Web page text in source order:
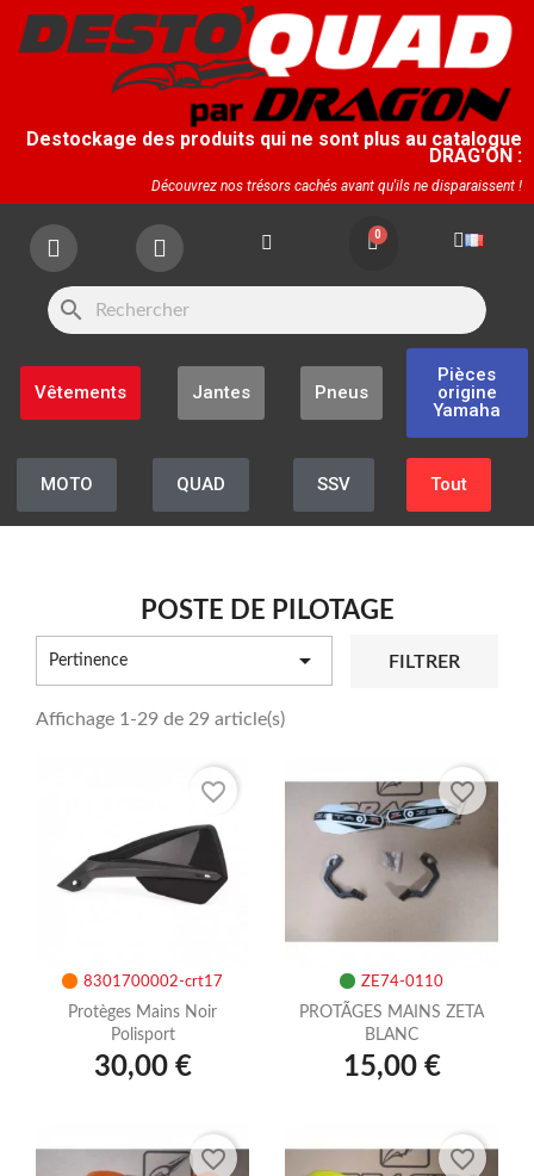
Destockage des produits qui ne sont plus au catalogue
DRAG'ON :
Découvrez nos trésors cachés avant qu'ils ne disparaissent !
search
Pièces
origine
Yamaha
Pneus
Jantes
Vêtements
Tout
SSV
QUAD
MOTO
POSTE DE PILOTAGE
Pertinence  FILTRER
Affichage 1-29 de 29 article(s)
8301700002-crt17
Protèges Mains Noir
Polisport
30,00 €
favorite_border
ZE74-0110
PROTÃGES MAINS ZETA
BLANC
15,00 €
favorite_border
favorite_border favorite_border